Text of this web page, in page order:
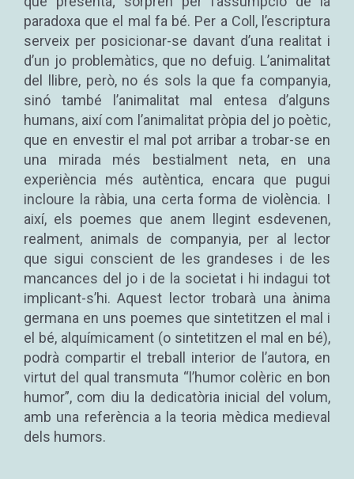
paradoxa que el mal fa bé. Per a Coll, l’escriptura
serveix per posicionar-se davant d’una realitat i
d’un jo problemàtics, que no defuig. L’animalitat
del llibre, però, no és sols la que fa companyia,
sinó també l’animalitat mal entesa d’alguns
humans, així com l’animalitat pròpia del jo poètic,
que en envestir el mal pot arribar a trobar-se en
una mirada més bestialment neta, en una
experiència més autèntica, encara que pugui
incloure la ràbia, una certa forma de violència. I
així, els poemes que anem llegint esdevenen,
realment, animals de companyia, per al lector
que sigui conscient de les grandeses i de les
mancances del jo i de la societat i hi indagui tot
implicant-s’hi. Aquest lector trobarà una ànima
germana en uns poemes que sintetitzen el mal i
el bé, alquímicament (o sintetitzen el mal en bé),
podrà compartir el treball interior de l’autora, en
virtut del qual transmuta “l’humor colèric en bon
humor”, com diu la dedicatòria inicial del volum,
amb una referència a la teoria mèdica medieval
dels humors.